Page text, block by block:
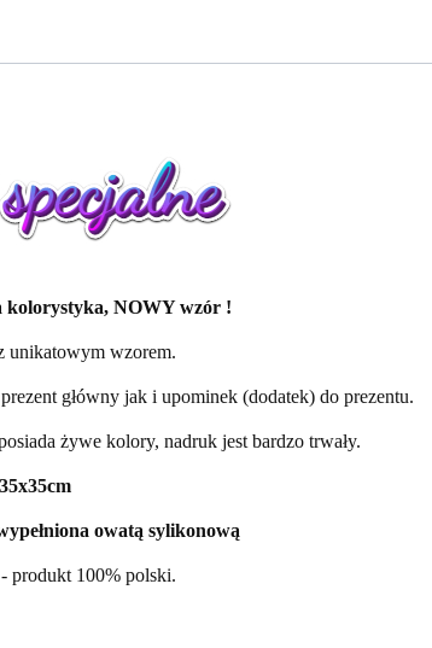
kolorystyka, NOWY wzór !
unikatowym wzorem.
główny jak i upominek (dodatek) do prezentu.
żywe kolory, nadruk jest bardzo trwały.
owatą sylikonową
produkt 100% polski.